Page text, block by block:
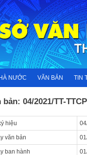
NƯỚC VĂN BẢN TIN
bản: 04/2021/TT-TTCP
hiệu
văn bản
ban hành